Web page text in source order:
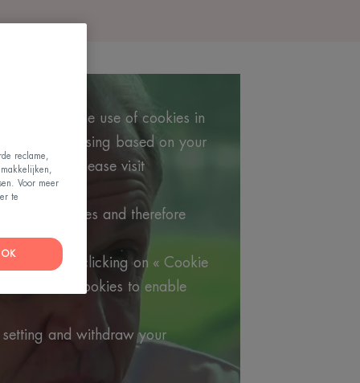
requires the use of cookies in
advertising based on your
please visit
policy.
cookies and therefore
choices by clicking on « Cookie
Youtube's cookies to enable
and withdraw your
reclame,
Voor meer
te
OK